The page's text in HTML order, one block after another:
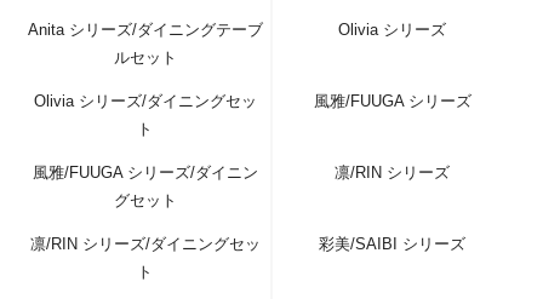
Anita シリーズ/ダイニングテーブ
ルセット
Olivia シリーズ
Olivia シリーズ/ダイニングセッ
ト
風雅/FUUGA シリーズ
風雅/FUUGA シリーズ/ダイニン
グセット
凛/RIN シリーズ
凛/RIN シリーズ/ダイニングセッ
ト
彩美/SAIBI シリーズ